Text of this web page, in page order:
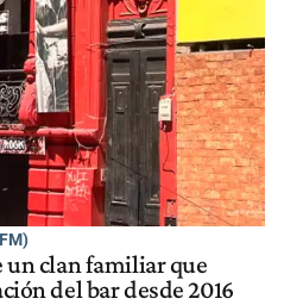
un clan familiar que
del bar desde 2016